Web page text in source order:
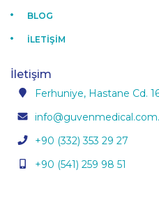
BLOG
İLETİŞİM
İletişim
Ferhuniye, Hastane Cd.
+90 (332) 353 29 27
+90 (541) 259 98 51